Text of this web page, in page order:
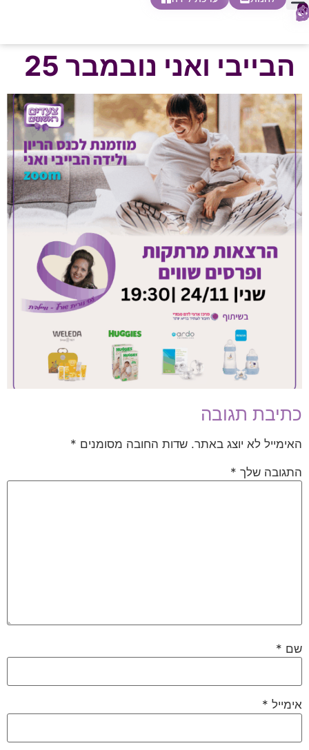
0
הבייבי ואני נובמבר 25
כתיבת תגובה
האימייל לא יוצג באתר. שדות החובה מסומנים *
התגובה שלך *
שם *
אימייל *